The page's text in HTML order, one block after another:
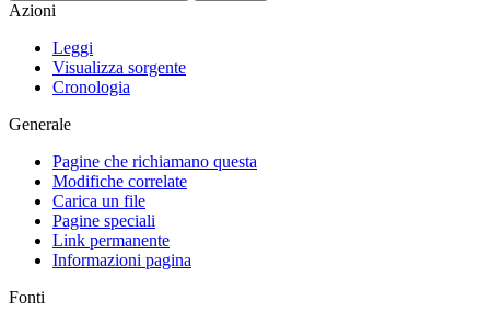
Azioni
Leggi
Visualizza sorgente
Cronologia
Generale
Pagine che richiamano questa
Modifiche correlate
Carica un file
Pagine speciali
Link permanente
Informazioni pagina
Fonti